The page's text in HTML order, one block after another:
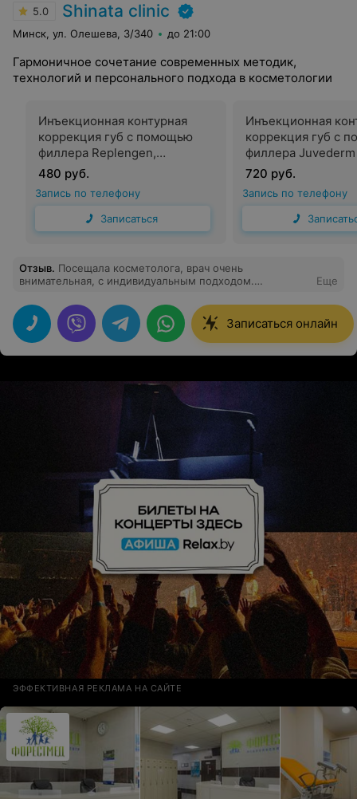
5.0 Shinata clinic
Минск, ул. Олешева, 3/340 до 21:00
Гармоничное сочетание современных методик,
технологий и персонального подхода в косметологии
Инъекционная контурная
коррекция губ с помощью
филлера Replengen,
Rejeuneesse (Корея) 1,1 мл
480 руб.
Запись по телефону
Записаться
Инъекционная
коррекция губ с
филлера
(Франция) 1 мл
720 руб.
Запись по телефону
Отзыв. Посещала косметолога, врач очень
внимательная, с индивидуальным подходом.
улучшения качества кожи. А ещё очень вкусный кофе в
клинике. Обязательно буду всем рекомендовать.
Еще
Записаться онлайн
ЭФФЕКТИВНАЯ РЕКЛАМА НА САЙТЕ